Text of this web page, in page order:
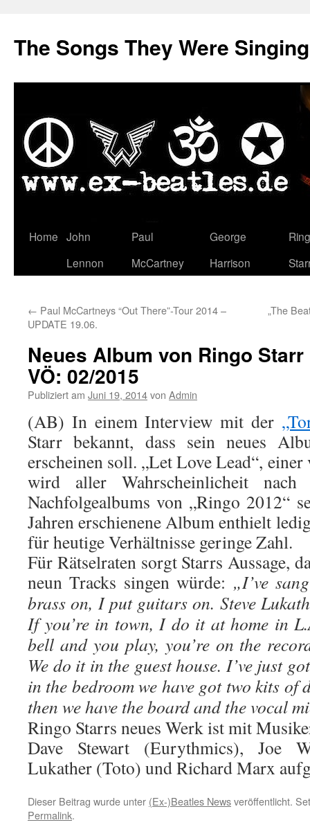
The Songs They Were
Zum
Home John
Lennon
Paul
McCartney
George
Harrison
← Paul McCartneys “Out There”-Tour 2014 –
UPDATE 19.06.
„The
Neues Album von Ringo Starr
VÖ: 02/2015
Publiziert am Juni 19, 2014von Admin
(AB) In einem Interview mit der
Starr bekannt, dass sein neues
erscheinen soll. „Let Love Lead“, einer
wird aller Wahrscheinlicheit
Nachfolgealbums von „Ringo 2012“
Jahren erschienene Album enthielt
für heutige Verhältnisse geringe Zahl.
Für Rätselraten sorgt Starrs Aussage,
neun Tracks singen würde: „I’ve
brass on, I put guitars on. Steve
If you’re in town, I do it at home in
bell and you play, you’re on the
We do it in the guest house. I’ve just
in the bedroom we have got two kits of
then we have the board and the vocal
Ringo Starrs neues Werk ist mit
Dave Stewart (Eurythmics), Joe
Lukather (Toto) und Richard Marx
Dieser Beitrag wurde unter (Ex-)Beatles Newsveröffentlicht.
Permalink.